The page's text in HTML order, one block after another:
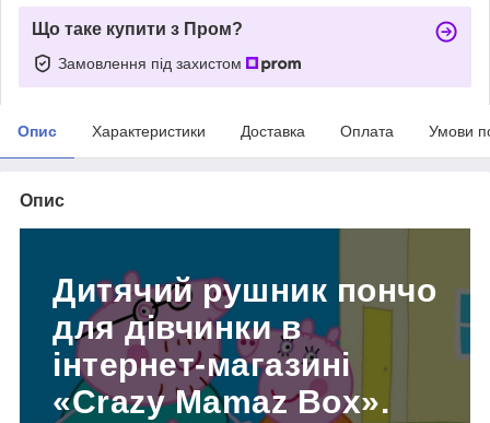
Що таке купити з Пром?
Замовлення під захистом
Опис Характеристики Доставка Оплата Умови
Опис
Дитячий рушник пончо
для дівчинки в
інтернет-магазині
«Crazy Mamaz Box».